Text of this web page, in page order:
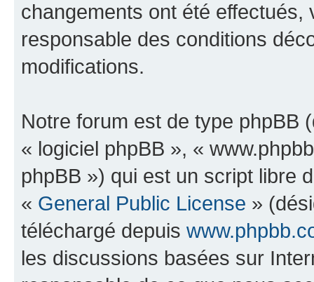
changements ont été effectués,
responsable des conditions
modifications.
Notre forum est de type phpBB
« logiciel phpBB », «
phpBB ») qui est un script libre
« General Public License »
téléchargé depuis
les discussions basées sur